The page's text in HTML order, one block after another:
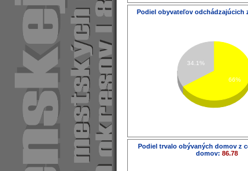
Podiel obyvateľov odchádzajúcich
34.1%
66%
Podiel trvalo obývaných domov z
domov: 86.78